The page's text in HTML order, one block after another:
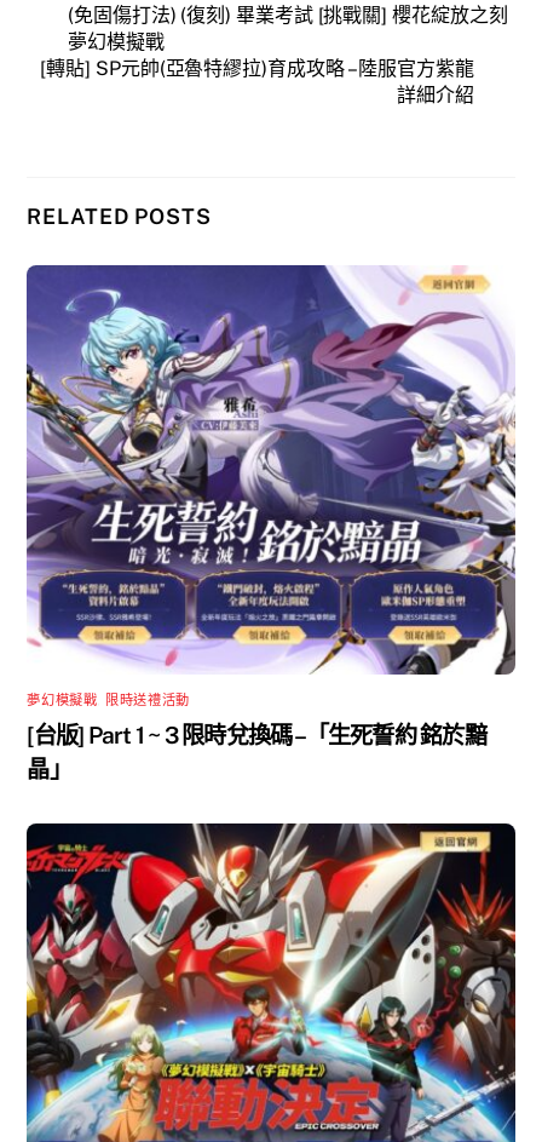
(免固傷打法) (復刻) 畢業考試 [挑戰關] 櫻花綻放之刻
夢幻模擬戰
[轉貼] SP元帥(亞魯特繆拉)育成攻略 – 陸服官方紫龍
詳細介紹
RELATED POSTS
夢幻模擬戰 限時送禮活動
[台版] Part 1 ~ 3 限時兌換碼 –「生死誓約 銘於黯
晶」